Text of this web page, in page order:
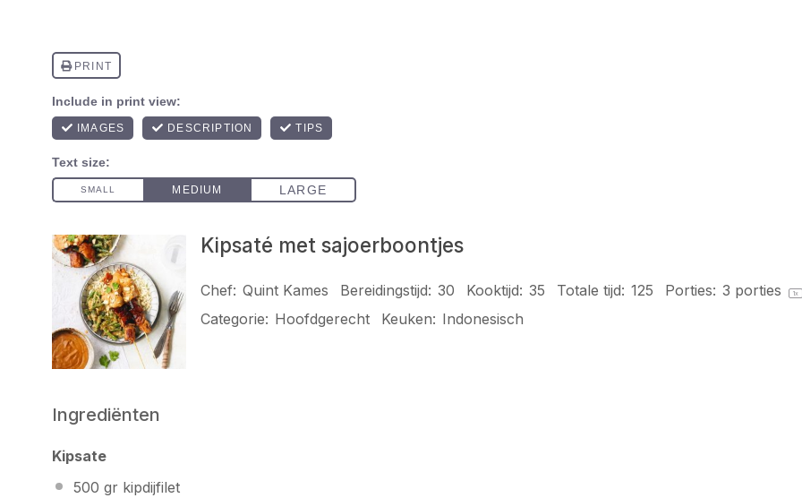
Kipsaté met sajoerboontjes
Chef: Quint Kames Bereidingstijd: 30 Kooktijd: 35 Totale tijd: 125 Porties: 3 porties 1x
Categorie: Hoofdgerecht Keuken: Indonesisch
Ingrediënten
Kipsate
500 gr kipdijfilet